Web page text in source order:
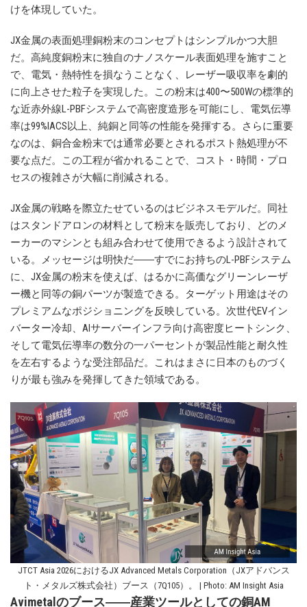
けを体現していた。
JX金属の表面処理銅粉末のコンセプトはシンプルかつ大胆
だ。高純度銅粉末に独自のナノスケール表面処理を施すこと
で、電気・熱特性を損なうことなく、レーザー吸収率を劇的
に向上させた粒子を実現した。この粉末は400〜500Wの標準的
な近赤外線L-PBFシステムで高密度造形を可能にし、電気伝導
率は99%IACS以上、純銅と同等の性能を発揮する。さらに重要
なのは、銅合金粉末では通常必要とされるポスト熱処理が不
要な点だ。この工程が省かれることで、コスト・時間・プロ
セスの複雑さが大幅に削減される。
JX金属の戦略を際立たせているのはビジネスモデルだ。同社
はスタンドアロンの材料として粉末を販売しており、どのメ
ーカーのマシンとも組み合わせて使用できるよう設計されて
いる。メッセージは明快だ――すでにお持ちのL-PBFシステム
に、JX金属の粉末を使えば、はるかに高価なグリーンレーザ
ー機と同等の銅パーツが製造できる。ターゲット用途はその
プレミアムなポジショニングを反映している。次世代EVイン
バーター冷却、AIサーバーインフラ向け高密度ヒートシンク、
そして電気伝導率の数分の一パーセントが製品性能と耐久性
を左右するような受注部品だ。これはまさに日本のものづく
りが最も強みを発揮してきた領域である。
JTCT Asia 2026におけるJX Advanced Metals Corporation（JXアドバンス
ト・メタルズ株式会社）ブース（7Q105）。 | Photo: AM Insight Asia
Avimetalのブース――産業ツールとしての銅AM